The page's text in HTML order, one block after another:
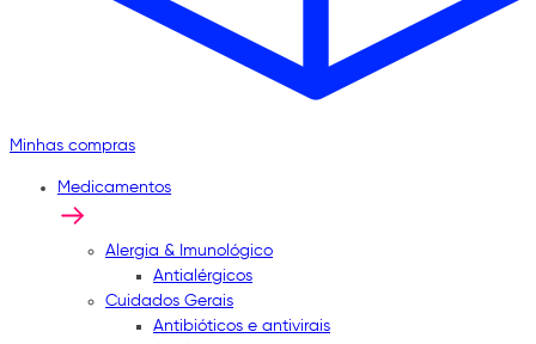
Minhas compras
Medicamentos
Alergia & Imunológico
Antialérgicos
Cuidados Gerais
Antibióticos e antivirais